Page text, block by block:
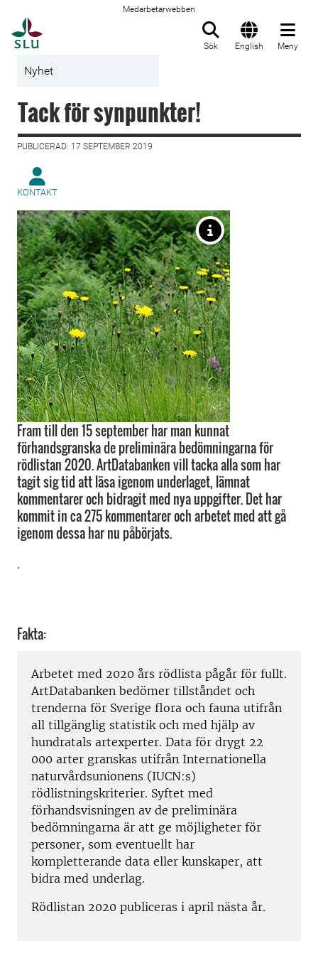
Medarbetarwebben
Sök English Meny
Nyhet
Tack för synpunkter!
PUBLICERAD: 17 SEPTEMBER 2019
KONTAKT
Fram till den 15 september har man kunnat
förhandsgranska de preliminära bedömningarna för
rödlistan 2020. ArtDatabanken vill tacka alla som har
tagit sig tid att läsa igenom underlaget, lämnat
kommentarer och bidragit med nya uppgifter. Det har
kommit in ca 275 kommentarer och arbetet med att gå
igenom dessa har nu påbörjats.
.
Fakta:
Arbetet med 2020 års rödlista pågår för fullt.
ArtDatabanken bedömer tillståndet och
trenderna för Sverige flora och fauna utifrån
all tillgänglig statistik och med hjälp av
hundratals artexperter. Data för drygt 22
000 arter granskas utifrån Internationella
naturvårdsunionens (IUCN:s)
rödlistningskriterier. Syftet med
förhandsvisningen av de preliminära
bedömningarna är att ge möjligheter för
personer, som eventuellt har
kompletterande data eller kunskaper, att
bidra med underlag.
Rödlistan 2020 publiceras i april nästa år.